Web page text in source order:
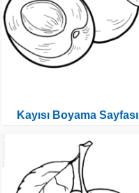
Kayısı Boyama Sayfası